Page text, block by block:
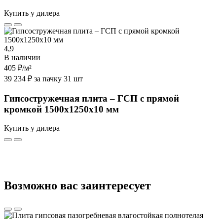
Купить у дилера
4,9
В наличии
405 ₽/м²
39 234 ₽ за пачку 31 шт
Гипсостружечная плита – ГСП с прямой
кромкой 1500х1250х10 мм
Купить у дилера
Возможно вас заинтересует